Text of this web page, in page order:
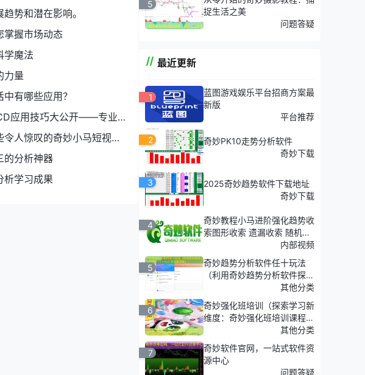
也能让你在交流中不断进
记分享到社区，帮助他
友，拓展人脉。
势和潜在影响。
掌握市场动态
学魔法
力量
有哪些应用？
应用技巧大公开——专业
人惊叹的奇妙小马短视频
的分析神器
析学习成果
5
捉生活之美
问题答疑
最近更新
1
蓝图游戏娱乐平台招商方案最
新版
平台推荐
2
奇妙PK10走势分析软件
奇妙下载
3
2025奇妙趋势软件下载地址
奇妙下载
4
奇妙教程小马进阶强化趋势收
索图形收索 遗漏收索 随机收
内部视频
5
奇妙趋势分析软件任十玩法
（利用奇妙趋势分析软件探
索'任十玩法'的深度策略）
其他分类
6
奇妙强化班培训（探索学习新
维度：奇妙强化班培训课程介
其他分类
7
奇妙软件官网，一站式软件资
源中心
问题答疑